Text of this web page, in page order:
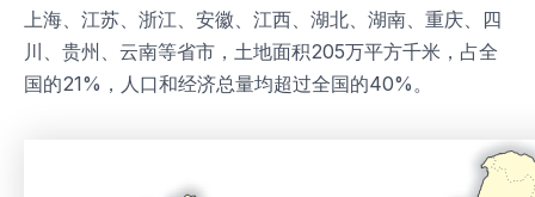
上海、江苏、浙江、安徽、江西、湖北、湖南、重庆、四
川、贵州、云南等省市，土地面积205万平方千米，占全
国的21%，人口和经济总量均超过全国的40%。